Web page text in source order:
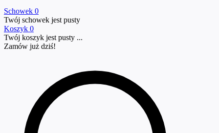
Schowek 0
Twój schowek jest pusty
Koszyk 0
Twój koszyk jest pusty ...
Zamów już dziś!